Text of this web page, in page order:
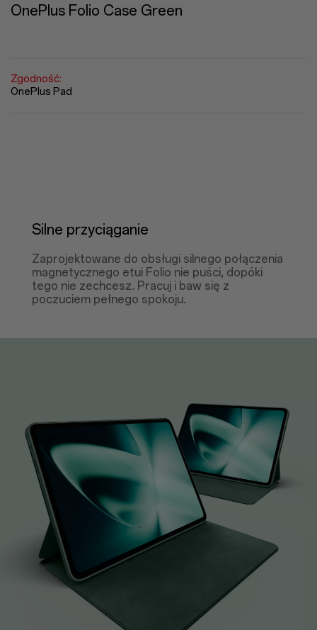
OnePlus Folio Case Green
Zgodność:
OnePlus Pad
Silne przyciąganie
Zaprojektowane do obsługi silnego połączenia
magnetycznego etui Folio nie puści, dopóki
tego nie zechcesz. Pracuj i baw się z
poczuciem pełnego spokoju.